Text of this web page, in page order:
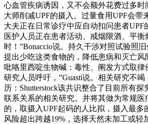
心血管疾病诱因，又不会额外花费过多时
大师削减UPF的摄入。过量食用UPF会带
大夫正在日常诊疗中应自动扣问患者UPF
医护人员正在患者活动、戒烟限酒、平衡
时！”Bonaccio说。持久干涉对照试验照
提出少吃这类食物的，降低患病和灭亡风
吡咯里西啶生物碱：毒性、阐发方式取律
研究人员呼吁，”Guasti说。相关研究不
历：Shutterstock该共识整合了目前所有
联系关系的相关研究。并将其做为常规医
的，取摄入UPF起码的人比拟，摄入最多
风险超出跨越19%，选择天然未加工或轻